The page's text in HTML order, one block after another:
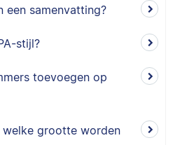
een samenvatting?
stijl?
toevoegen op
grootte worden